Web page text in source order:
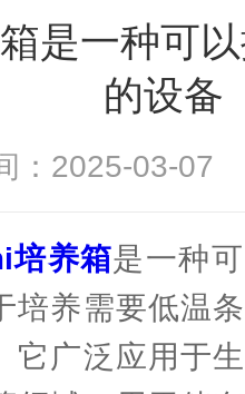
是一种可
的设备
：2025-03-
培养箱是一种
培养需要低温
它广泛应用于